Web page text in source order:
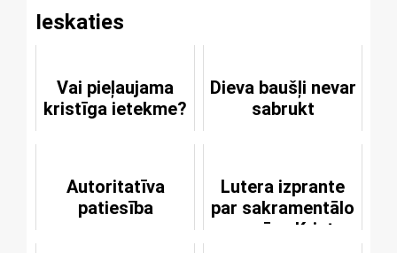
Ieskaties
Vai pieļaujama
kristīga ietekme?
Dieva baušļi nevar
sabrukt
Autoritatīva
patiesība
Lutera izprante
par sakramentālo
un garīgo Kristus